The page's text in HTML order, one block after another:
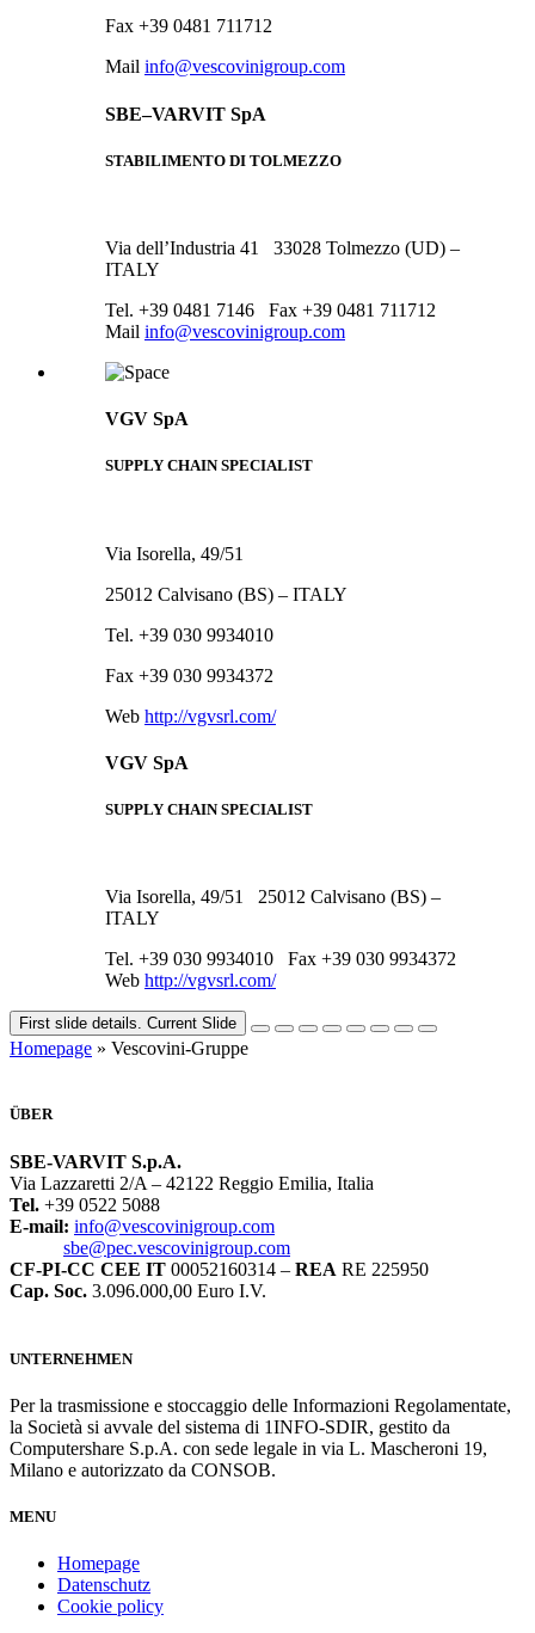
Fax +39 0481 711712
Mail info@vescovinigroup.com
SBE–VARVIT SpA
STABILIMENTO DI TOLMEZZO
Via dell’Industria 41 33028 Tolmezzo (UD) –
ITALY
Tel. +39 0481 7146 Fax +39 0481 711712
Mail info@vescovinigroup.com
VGV SpA
SUPPLY CHAIN SPECIALIST
Via Isorella, 49/51
25012 Calvisano (BS) – ITALY
Tel. +39 030 9934010
Fax +39 030 9934372
Web http://vgvsrl.com/
VGV SpA
SUPPLY CHAIN SPECIALIST
Via Isorella, 49/51 25012 Calvisano (BS) –
ITALY
Tel. +39 030 9934010 Fax +39 030 9934372
Web http://vgvsrl.com/
First slide details. Current Slide
Homepage » Vescovini-Gruppe
ÜBER
SBE-VARVIT S.p.A.
Via Lazzaretti 2/A – 42122 Reggio Emilia, Italia
Tel. +39 0522 5088
E-mail: info@vescovinigroup.com
sbe@pec.vescovinigroup.com
CF-PI-CC CEE IT 00052160314 – REA RE 225950
Cap. Soc. 3.096.000,00 Euro I.V.
UNTERNEHMEN
Per la trasmissione e stoccaggio delle Informazioni Regolamentate,
la Società si avvale del sistema di 1INFO-SDIR, gestito da
Computershare S.p.A. con sede legale in via L. Mascheroni 19,
Milano e autorizzato da CONSOB.
MENU
Homepage
Datenschutz
Cookie policy